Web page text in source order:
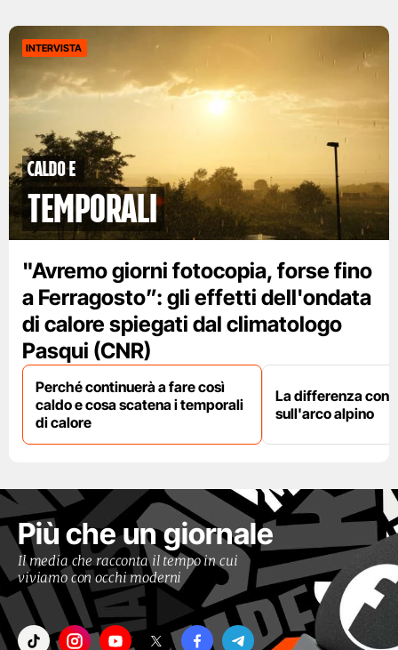
INTERVISTA
caldo e
temporali
"Avremo giorni fotocopia, forse fino
a Ferragosto”: gli effetti dell'ondata
di calore spiegati dal climatologo
Pasqui (CNR)
Perché continuerà a fare così
caldo e cosa scatena i temporali
di calore
La differenza con
sull'arco alpino
Più che un giornale
Il media che racconta il tempo in cui
viviamo con occhi moderni